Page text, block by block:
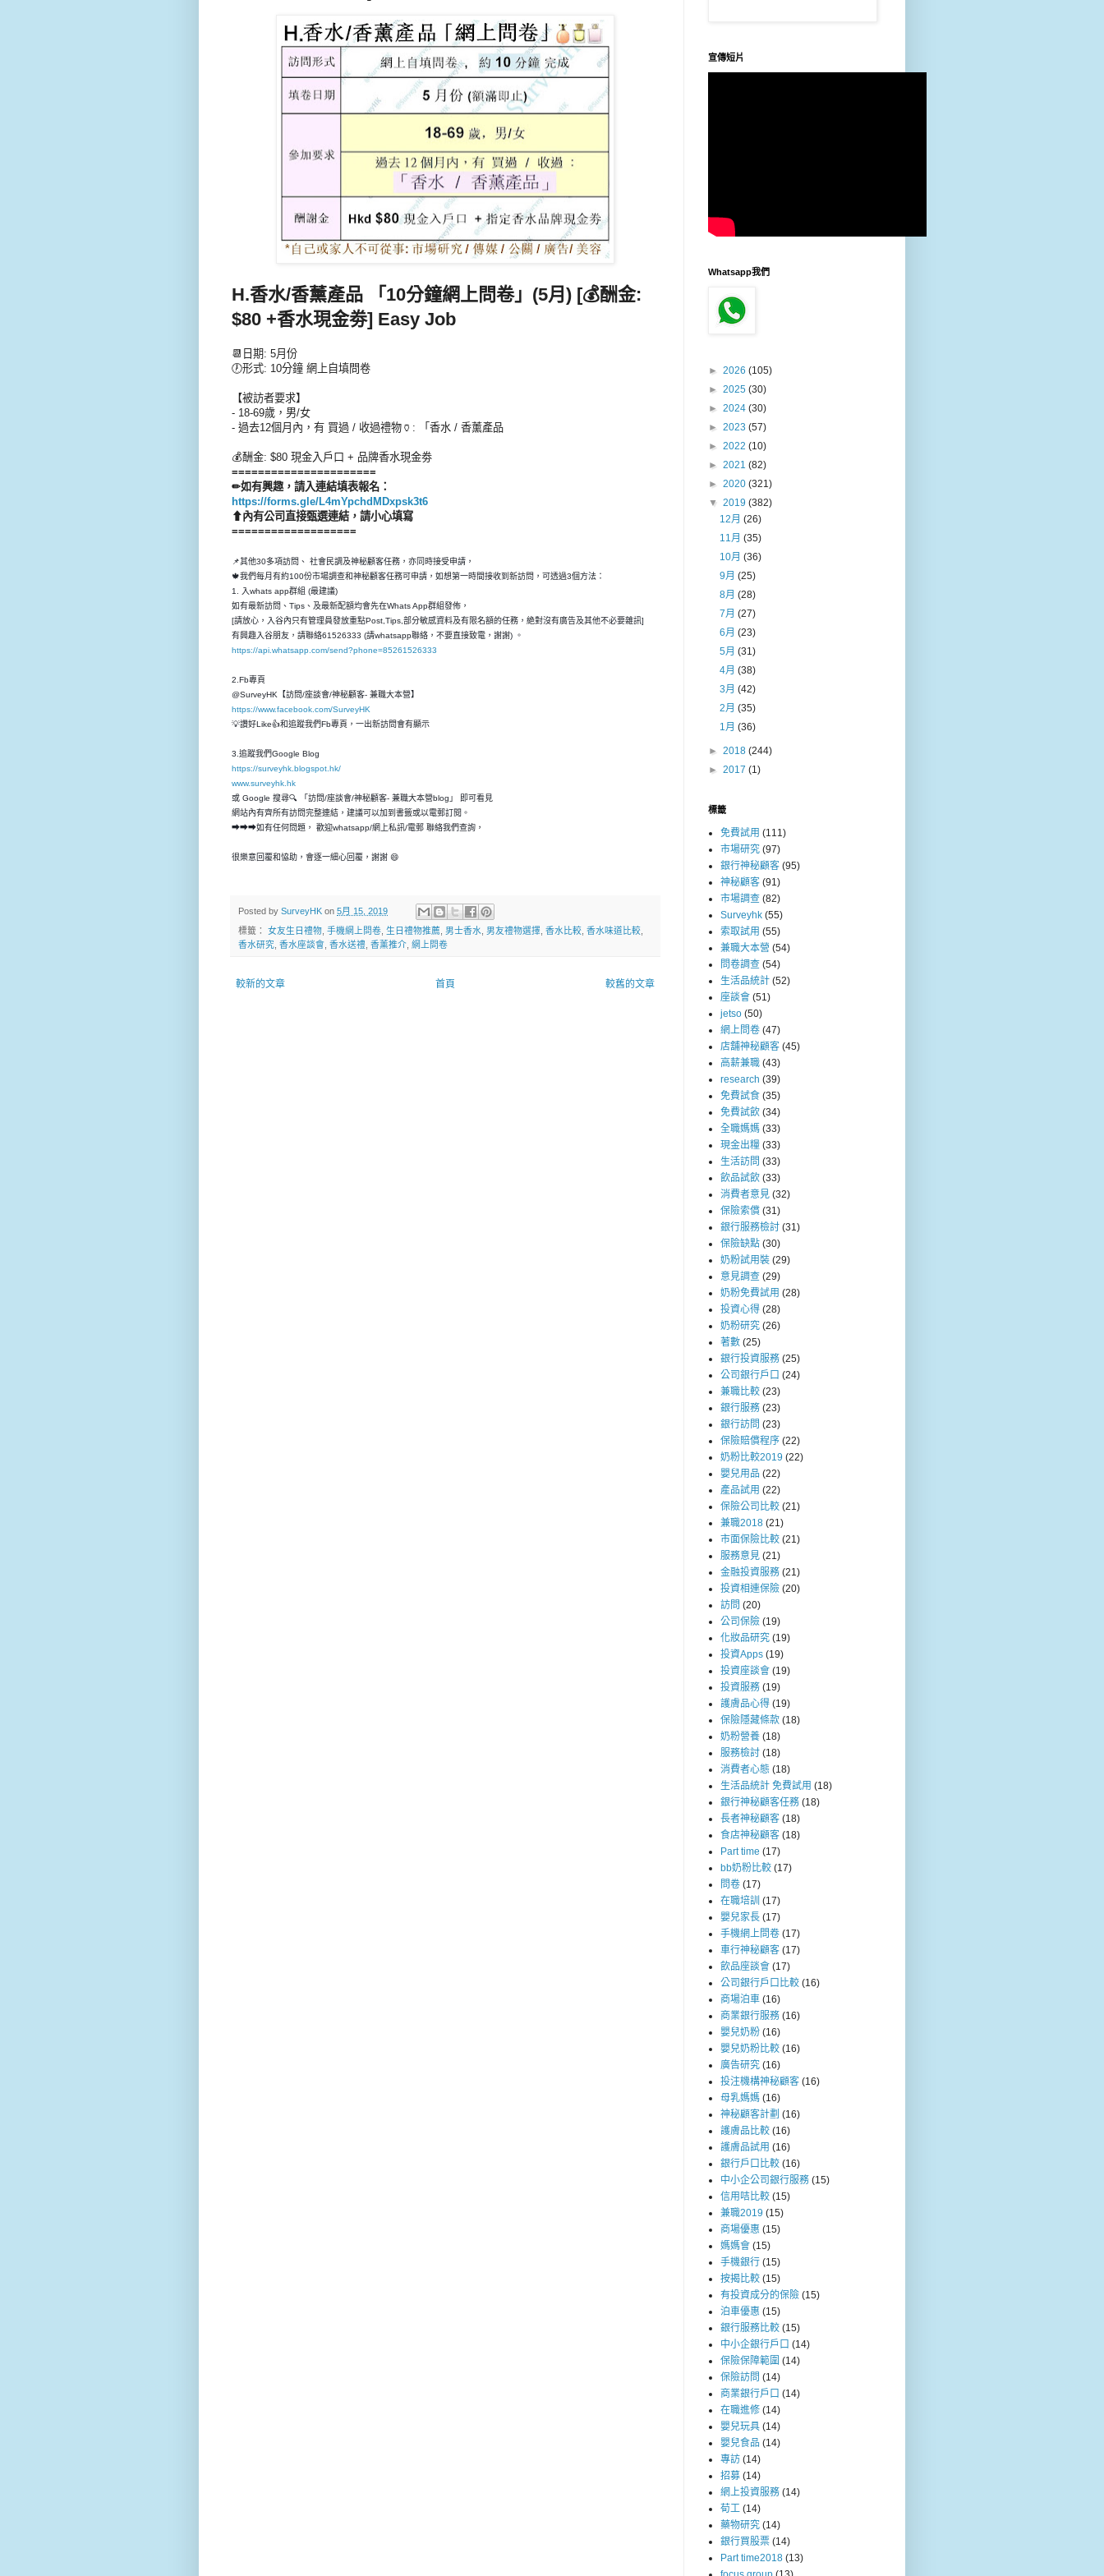
H.香水/香薰產品 「10分鐘網上問卷」(5月) [💰酬金:
$80 +香水現金劵] Easy Job
📆日期: 5月份
🕖形式: 10分鐘 網上自填問卷
【被訪者要求】
- 18-69歲，男/女
- 過去12個月內，有 買過 / 收過禮物🏺: 「香水 / 香薰產品
💰酬金: $80 現金入戶口 + 品牌香水現金劵
======================
✏如有興趣，請入連結填表報名：
https://forms.gle/L4mYpchdMDxpsk3t6
⬆內有公司直接甄選連結，請小心填寫
===================
📌其他30多項訪問、 社會民調及神秘顧客任務，亦同時接受申請，
🍁我們每月有約100份市場調查和神秘顧客任務可申請，如想第一時間接收到新訪問，可透過3個方法：
1. 入whats app群組 (最建議)
如有最新訪問、Tips、及最新配額均會先在Whats App群組發佈，
[請放心，入谷內只有管理員發放重點Post,Tips,部分敏感資料及有限名額的任務，絶對沒有廣告及其他不必要雜訊]
有興趣入谷朋友，請聯絡61526333 (請whatsapp聯絡，不要直接致電，謝謝) 。
https://api.whatsapp.com/send?phone=85261526333
2.Fb專頁
@SurveyHK【訪問/座談會/神秘顧客- 兼職大本營】
https://www.facebook.com/SurveyHK
💡讚好Like👍和追蹤我們Fb專頁，一出新訪問會有顯示
3.追蹤我們Google Blog
https://surveyhk.blogspot.hk/
www.surveyhk.hk
或 Google 搜尋🔍 「訪問/座談會/神秘顧客- 兼職大本營blog」 即可看見
網站內有齊所有訪問完整連結，建議可以加到書籤或以電郵訂閱。
➡➡➡如有任何問題， 歡迎whatsapp/網上私訊/電郵 聯絡我們查詢，
很樂意回覆和恊助，會逐一細心回覆，謝謝 😄
Posted by SurveyHK on 5月 15, 2019
標籤： 女友生日禮物 手機網上問卷 生日禮物推薦 男士香水 男友禮物選擇 香水比較 香水味道比較
香水研究 香水座談會 香水送禮 香薰推介 網上問卷
較新的文章 較舊的文章
首頁
宣傳短片
Whatsapp我們
► 2026 (105)
► 2025 (30)
► 2024 (30)
► 2023 (57)
► 2022 (10)
► 2021 (82)
► 2020 (321)
▼ 2019 (382)
12月(26)
11月(35)
10月(36)
9月(25)
8月(28)
7月(27)
6月(23)
5月(31)
4月(38)
3月(42)
2月(35)
1月(36)
► 2018 (244)
► 2017 (1)
標籤
免費試用 (111)
市場研究 (97)
銀行神秘顧客 (95)
神秘顧客 (91)
市場調查 (82)
Surveyhk (55)
索取試用 (55)
兼職大本營 (54)
問卷調查 (54)
生活品統計 (52)
座談會 (51)
jetso (50)
網上問卷 (47)
店舖神秘顧客 (45)
高薪兼職 (43)
research (39)
免費試食 (35)
免費試飲 (34)
全職媽媽 (33)
現金出糧 (33)
生活訪問 (33)
飲品試飲 (33)
消費者意見 (32)
保險索償 (31)
銀行服務檢討 (31)
保險缺點 (30)
奶粉試用裝 (29)
意見調查 (29)
奶粉免費試用 (28)
投資心得 (28)
奶粉研究 (26)
著數 (25)
銀行投資服務 (25)
公司銀行戶口 (24)
兼職比較 (23)
銀行服務 (23)
銀行訪問 (23)
保險賠償程序 (22)
奶粉比較2019 (22)
嬰兒用品 (22)
產品試用 (22)
保險公司比較 (21)
兼職2018 (21)
市面保險比較 (21)
服務意見 (21)
金融投資服務 (21)
投資相連保險 (20)
訪問 (20)
公司保險 (19)
化妝品研究 (19)
投資Apps (19)
投資座談會 (19)
投資服務 (19)
護膚品心得 (19)
保險隱藏條款 (18)
奶粉營養 (18)
服務檢討 (18)
消費者心態 (18)
生活品統計 免費試用 (18)
銀行神秘顧客任務 (18)
長者神秘顧客 (18)
食店神秘顧客 (18)
Part time (17)
bb奶粉比較 (17)
問卷 (17)
在職培訓 (17)
嬰兒家長 (17)
手機網上問卷 (17)
車行神秘顧客 (17)
飲品座談會 (17)
公司銀行戶口比較 (16)
商場泊車 (16)
商業銀行服務 (16)
嬰兒奶粉 (16)
嬰兒奶粉比較 (16)
廣告研究 (16)
投注機構神秘顧客 (16)
母乳媽媽 (16)
神秘顧客計劃 (16)
護膚品比較 (16)
護膚品試用 (16)
銀行戶口比較 (16)
中小企公司銀行服務 (15)
信用咭比較 (15)
兼職2019 (15)
商場優惠 (15)
媽媽會 (15)
手機銀行 (15)
按揭比較 (15)
有投資成分的保險 (15)
泊車優惠 (15)
銀行服務比較 (15)
中小企銀行戶口 (14)
保險保障範圍 (14)
保險訪問 (14)
商業銀行戶口 (14)
在職進修 (14)
嬰兒玩具 (14)
嬰兒食品 (14)
專訪 (14)
招募 (14)
網上投資服務 (14)
荀工 (14)
藥物研究 (14)
銀行買股票 (14)
Part time2018 (13)